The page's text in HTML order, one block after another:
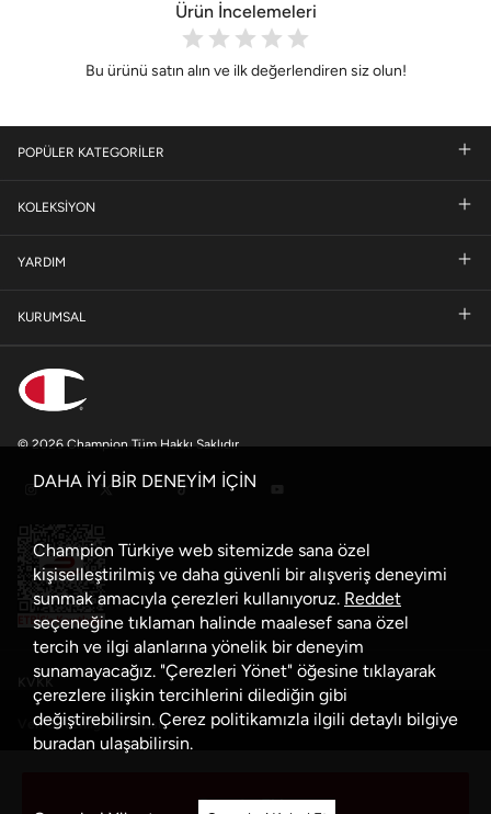
Sepete Ekle
Ürün İncelemeleri
Bu ürünü satın alın ve ilk değerlendiren siz olun!
POPÜLER KATEGORİLER
KOLEKSİYON
YARDIM
KURUMSAL
© 2026 Champion Tüm Hakkı Saklıdır
KVKK
Veri Güvenliği Politikası
DAHA İYİ BİR DENEYİM İÇİN
Champion Türkiye web sitemizde sana özel
kişiselleştirilmiş ve daha güvenli bir alışveriş deneyimi
sunmak amacıyla çerezleri kullanıyoruz. Reddet
seçeneğine tıklaman halinde maalesef sana özel
tercih ve ilgi alanlarına yönelik bir deneyim
sunamayacağız. "Çerezleri Yönet" öğesine tıklayarak
çerezlere ilişkin tercihlerini dilediğin gibi
değiştirebilirsin. Çerez politikamızla ilgili detaylı bilgiye
buradan ulaşabilirsin.